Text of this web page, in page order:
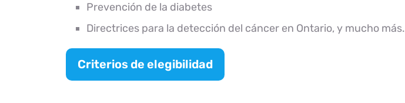
Prevención de la diabetes
Directrices para la detección del cáncer en Ontario, y mucho más.
Criterios de elegibilidad